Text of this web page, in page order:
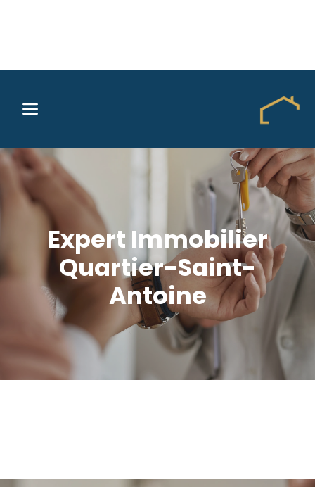
contenuMENU
Expert Immobilier
Quartier-Saint-
Antoine